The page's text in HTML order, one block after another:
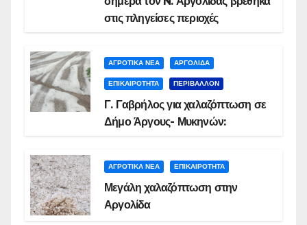
στις πληγείσες περιοχές
ΑΓΡΟΤΙΚΑ ΝΕΑ ΑΡΓΟΛΙΔΑ
ΕΠΙΚΑΙΡΟΤΗΤΑ ΠΕΡΙΒΑΛΛΟΝ
Γ. Γαβρήλος για χαλαζόπτωση σε
Δήμο Άργους- Μυκηνών:
ΑΓΡΟΤΙΚΑ ΝΕΑ ΕΠΙΚΑΙΡΟΤΗΤΑ
Μεγάλη χαλαζόπτωση στην
Αργολίδα